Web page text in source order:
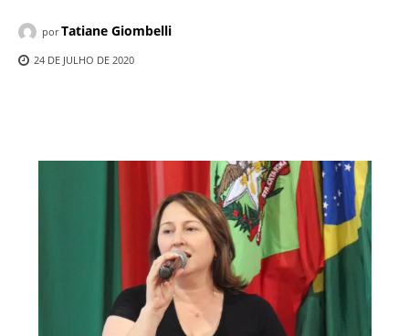
por Tatiane Giombelli
24 DE JULHO DE 2020